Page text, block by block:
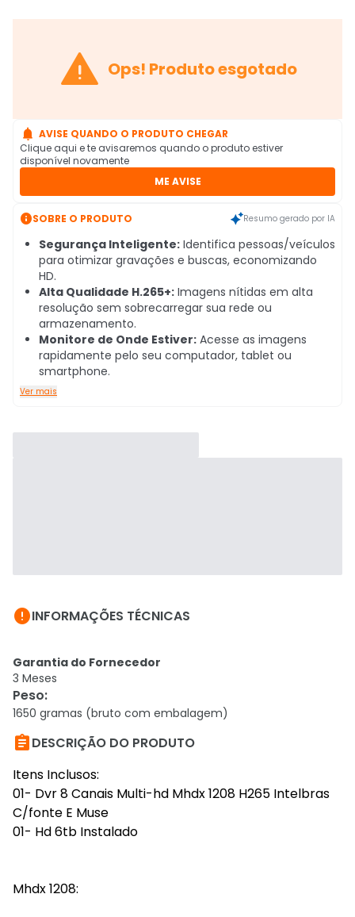
 Ops! Produto esgotado
 AVISE QUANDO O PRODUTO CHEGAR
Clique aqui e te avisaremos quando o produto estiver
disponível novamente
ME AVISE
SOBRE O PRODUTO Resumo gerado por IA
Segurança Inteligente: Identifica pessoas/veículos
para otimizar gravações e buscas, economizando
HD.
Alta Qualidade H.265+: Imagens nítidas em alta
resolução sem sobrecarregar sua rede ou
armazenamento.
Monitore de Onde Estiver: Acesse as imagens
rapidamente pelo seu computador, tablet ou
smartphone.
Ver mais
INFORMAÇÕES TÉCNICAS
Garantia do Fornecedor
3 Meses
Peso:
1650 gramas (bruto com embalagem)
DESCRIÇÃO DO PRODUTO
Itens Inclusos:
01- Dvr 8 Canais Multi-hd Mhdx 1208 H265 Intelbras
C/fonte E Muse
01- Hd 6tb Instalado
Mhdx 1208: